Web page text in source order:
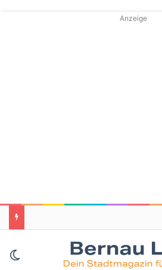
Anzeige
Skin umschalten